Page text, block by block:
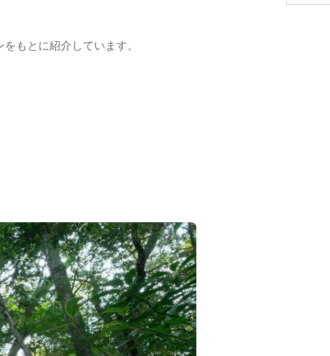
もとに紹介しています。